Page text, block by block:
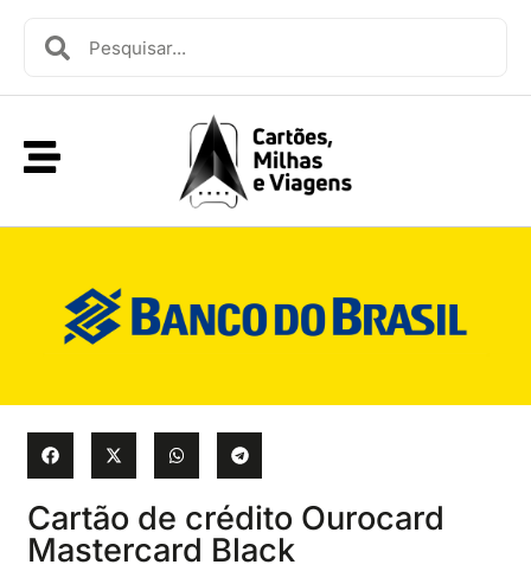
Cartão de crédito Ourocard
Mastercard Black